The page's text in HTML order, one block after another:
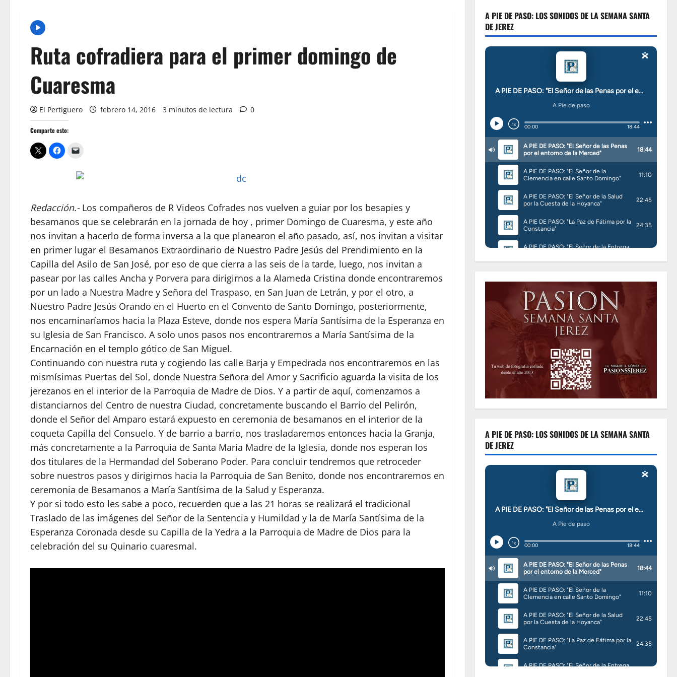
Ruta cofradiera para el primer domingo de
Cuaresma
El Pertiguero febrero 14, 2016 3 minutos de lectura 0
Comparte esto:
Redacción.- Los compañeros de R Videos Cofrades nos vuelven a guiar por los besapies y
besamanos que se celebrarán en la jornada de hoy , primer Domingo de Cuaresma, y este año
nos invitan a hacerlo de forma inversa a la que planearon el año pasado, así, nos invitan a visitar
en primer lugar el Besamanos Extraordinario de Nuestro Padre Jesús del Prendimiento en la
Capilla del Asilo de San José, por eso de que cierra a las seis de la tarde, luego, nos invitan a
pasear por las calles Ancha y Porvera para dirigirnos a la Alameda Cristina donde encontraremos
por un lado a Nuestra Madre y Señora del Traspaso, en San Juan de Letrán, y por el otro, a
Nuestro Padre Jesús Orando en el Huerto en el Convento de Santo Domingo, posteriormente,
nos encaminaríamos hacia la Plaza Esteve, donde nos espera María Santísima de la Esperanza en
su Iglesia de San Francisco. A solo unos pasos nos encontraremos a María Santísima de la
Encarnación en el templo gótico de San Miguel.
Continuando con nuestra ruta y cogiendo las calle Barja y Empedrada nos encontraremos en las
mismísimas Puertas del Sol, donde Nuestra Señora del Amor y Sacrificio aguarda la visita de los
jerezanos en el interior de la Parroquia de Madre de Dios. Y a partir de aquí, comenzamos a
distanciarnos del Centro de nuestra Ciudad, concretamente buscando el Barrio del Pelirón,
donde el Señor del Amparo estará expuesto en ceremonia de besamanos en el interior de la
coqueta Capilla del Consuelo. Y de barrio a barrio, nos trasladaremos entonces hacia la Granja,
más concretamente a la Parroquia de Santa María Madre de la Iglesia, donde nos esperan los
dos titulares de la Hermandad del Soberano Poder. Para concluir tendremos que retroceder
sobre nuestros pasos y dirigirnos hacia la Parroquia de San Benito, donde nos encontraremos en
ceremonia de Besamanos a María Santísima de la Salud y Esperanza.
Y por si todo esto les sabe a poco, recuerden que a las 21 horas se realizará el tradicional
Traslado de las imágenes del Señor de la Sentencia y Humildad y la de María Santísima de la
Esperanza Coronada desde su Capilla de la Yedra a la Parroquia de Madre de Dios para la
celebración del su Quinario cuaresmal.
A PIE DE PASO: LOS SONIDOS DE LA SEMANA SANTA
DE JEREZ
A PIE DE PASO: LOS SONIDOS DE LA SEMANA SANTA
DE JEREZ